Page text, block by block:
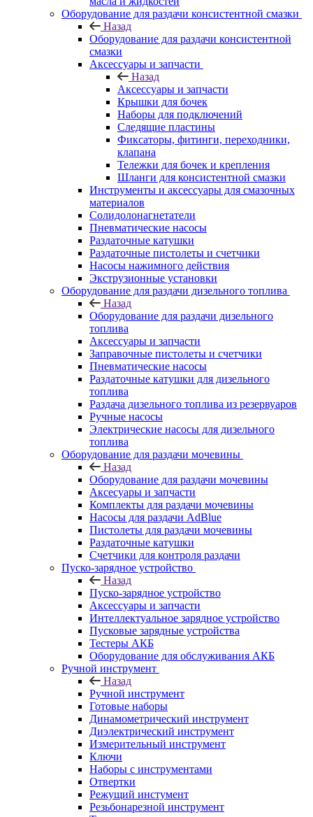
Оборудование для раздачи консистентной смазки
Назад
Оборудование для раздачи консистентной
смазки
Аксессуары и запчасти
Назад
Аксессуары и запчасти
Крышки для бочек
Наборы для подключений
Следящие пластины
Фиксаторы, фитинги, переходники,
клапана
Тележки для бочек и крепления
Шланги для консистентной смазки
Инструменты и аксессуары для смазочных
материалов
Солидолонагнетатели
Пневматические насосы
Раздаточные катушки
Раздаточные пистолеты и счетчики
Насосы нажимного действия
Экструзионные установки
Оборудование для раздачи дизельного топлива
Назад
Оборудование для раздачи дизельного
топлива
Аксессуары и запчасти
Заправочные пистолеты и счетчики
Пневматические насосы
Раздаточные катушки для дизельного
топлива
Раздача дизельного топлива из резервуаров
Ручные насосы
Электрические насосы для дизельного
топлива
Оборудование для раздачи мочевины
Назад
Оборудование для раздачи мочевины
Аксесуары и запчасти
Комплекты для раздачи мочевины
Насосы для раздачи AdBlue
Пистолеты для раздачи мочевины
Раздаточные катушки
Счетчики для контроля раздачи
Пуско-зарядное устройство
Назад
Пуско-зарядное устройство
Аксессуары и запчасти
Интеллектуальное зарядное устройство
Пусковые зарядные устройства
Тестеры АКБ
Оборудование для обслуживания АКБ
Ручной инструмент
Назад
Ручной инструмент
Готовые наборы
Динамометрический инструмент
Диэлектрический инструмент
Измерительный инструмент
Ключи
Наборы с инструментами
Отвертки
Режущий инстумент
Резьбонарезной инструмент